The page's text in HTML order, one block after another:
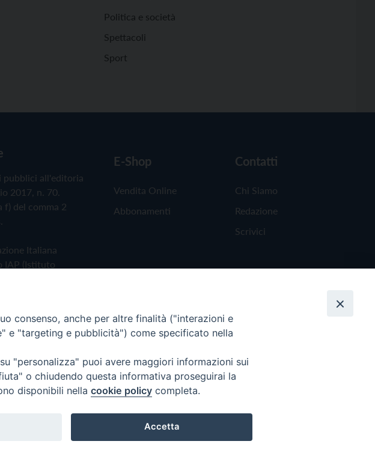
Politica e società
Spettacoli
Sport
pubblici all'editoria
2017, n. 70.
f) del comma 2
Italiana
IAP (Istituto
E-Shop
Vendita Online
Abbonamenti
Contatti
Chi Siamo
Redazione
Scrivici
consenso, anche per altre finalità ("interazioni e
e "targeting e pubblicità") come specificato nella
"personalizza" puoi avere maggiori informazioni sui
o chiudendo questa informativa proseguirai la
disponibili nella cookie policy completa.
Accetta